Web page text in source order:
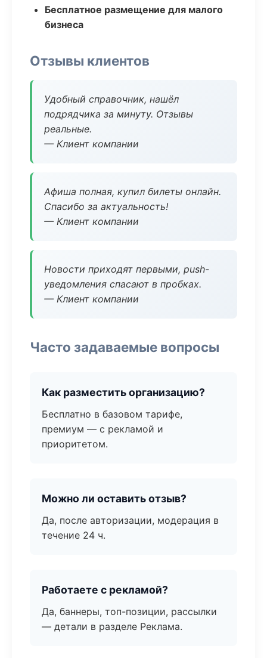
Бесплатное размещение для малого
бизнеса
Отзывы клиентов
Удобный справочник, нашёл
подрядчика за минуту. Отзывы
реальные.
— Клиент компании
Афиша полная, купил билеты онлайн.
Спасибо за актуальность!
— Клиент компании
Новости приходят первыми, push-
уведомления спасают в пробках.
— Клиент компании
Часто задаваемые вопросы
Как разместить организацию?
Бесплатно в базовом тарифе,
премиум — с рекламой и
приоритетом.
Можно ли оставить отзыв?
Да, после авторизации, модерация в
течение 24 ч.
Работаете с рекламой?
Да, баннеры, топ-позиции, рассылки
— детали в разделе Реклама.